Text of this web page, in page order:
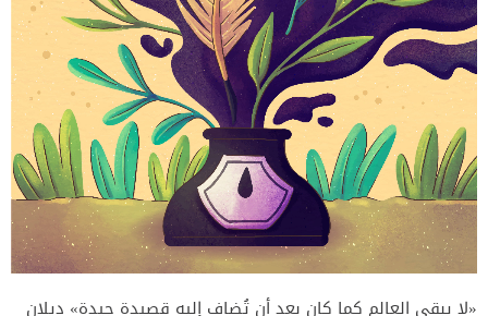
«لا يبقى العالم كما كان بعد أن تُضاف إليه قصيدة جيدة» ديلان